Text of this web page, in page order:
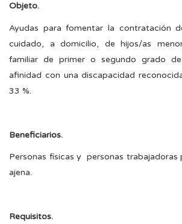
Objeto.
Ayudas para fomentar la contratación
cuidado, a domicilio, de hijos/as
familiar de primer o segundo grado
afinidad con una discapacidad
33 %.
Beneficiarios.
Personas físicas y personas
ajena.
Requisitos.